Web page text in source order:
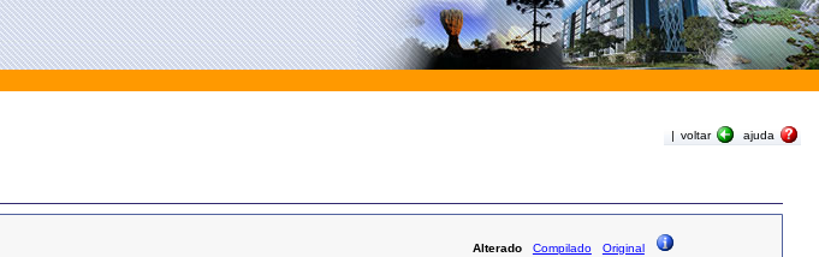
| voltar ajuda
Alterado Compilado Original